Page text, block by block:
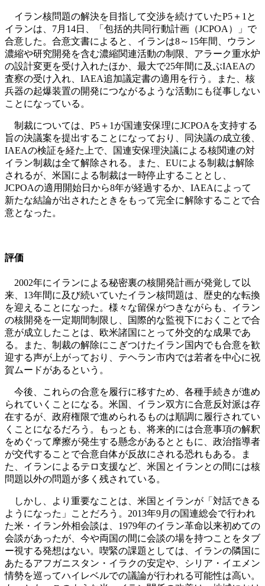
イラン核問題の解決を目指して交渉を続けていたP5＋1と
イランは、7月14日、「包括的共同行動計画（JCPOA）」で
合意した。合意文書によると、イランは8～15年間、ウラン
濃縮や研究開発を含む濃縮関連活動の制限、アラーク重水炉
の設計変更を受け入れたほか、最大で25年間に及ぶIAEAの
査察の受け入れ、IAEA追加議定書の適用を行う。また、核
兵器の起爆装置の開発につながるような活動にも従事しない
ことになっている。
制裁については、P5＋1が国連安保理にJCPOAを支持する
旨の決議案を提出することになっており、同決議の成立後、
IAEAの検証を経た上で、国連安保理決議による核関連の対
イラン制裁は全て解除される。また、EUによる制裁は解除
されるが、米国による制裁は一時停止することとし、
JCPOAの適用開始日から8年が経過するか、IAEAによって
新たな結論が出されたときをもって完全に解除することで合
意となった。
評価
2002年にイランによる秘密裏の核開発計画が発覚して以
来、13年間に及び続いていたイラン核問題は、歴史的な転換
を迎えることになった。様々な留保がつきながらも、イラン
の核開発を一定期間制限し、国際的な監視下におくことで合
意が成立したことは、欧米諸国にとって外交的な成果であ
る。また、制裁の解除にこぎつけたイラン国内でも合意を歓
迎する声が上がっており、テヘラン市内では若者を中心に祝
賀ムードがあるという。
今後、これらの合意を履行に移すため、各種手続きが進め
られていくことになる。米国、イラン双方に合意反対派は存
在するが、政府権限で進められるものは順調に履行されてい
くことになるだろう。もっとも、将来的には合意事項の解釈
をめぐって摩擦が発生する懸念があるとともに、政治指導者
が交代することで合意自体が反故にされる恐れもある。ま
た、イランによるテロ支援など、米国とイランとの間には核
問題以外の問題が多く残されている。
しかし、より重要なことは、米国とイランが「対話できる
ようになった」ことだろう。2013年9月の国連総会で行われ
た米・イラン外相会談は、1979年のイラン革命以来初めての
会談があったが、今や両国の間に会談の場を持つことをタブ
ー視する発想はない。喫緊の課題としては、イランの隣国に
あたるアフガニスタン・イラクの安定や、シリア・イエメン
情勢を巡ってハイレベルでの議論が行われる可能性は高い。